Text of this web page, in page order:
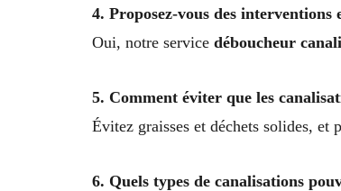
4. Proposez-vous des interventions
Oui, notre service déboucheur
5. Comment éviter que les
Évitez graisses et déchets solides, et
6. Quels types de canalisations